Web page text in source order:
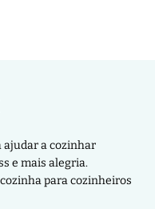
ajudar a cozinhar
e mais alegria.
para cozinheiros